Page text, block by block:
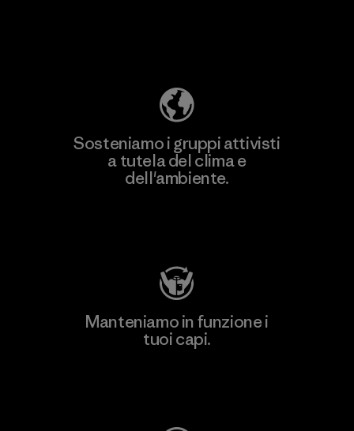
Sosteniamo i gruppi attivisti
a tutela del clima e
dell'ambiente.
Manteniamo in funzione i
tuoi capi.